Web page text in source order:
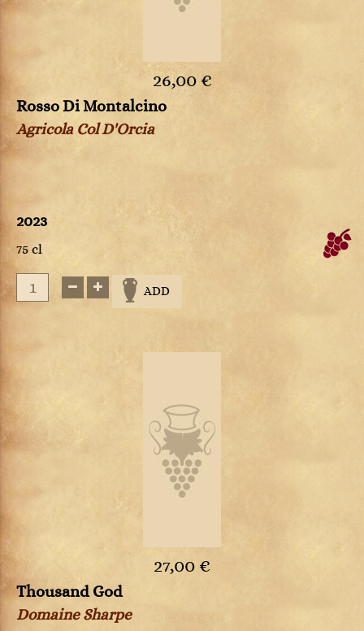
26,00 €
Rosso Di Montalcino
Agricola Col D'Orcia
2023
75 cl
ADD
27,00 €
Thousand God
Domaine Sharpe